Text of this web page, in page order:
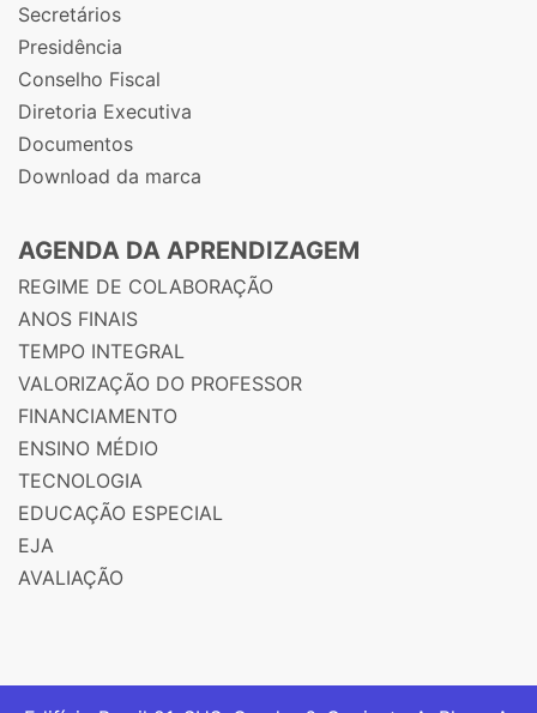
Secretários
Presidência
Conselho Fiscal
Diretoria Executiva
Documentos
Download da marca
AGENDA DA APRENDIZAGEM
REGIME DE COLABORAÇÃO
ANOS FINAIS
TEMPO INTEGRAL
VALORIZAÇÃO DO PROFESSOR
FINANCIAMENTO
ENSINO MÉDIO
TECNOLOGIA
EDUCAÇÃO ESPECIAL
EJA
AVALIAÇÃO